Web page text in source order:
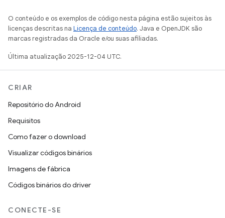
O conteúdo e os exemplos de código nesta página estão sujeitos às
licenças descritas na Licença de conteúdo. Java e OpenJDK são
marcas registradas da Oracle e/ou suas afiliadas.
Última atualização 2025-12-04 UTC.
CRIAR
Repositório do Android
Requisitos
Como fazer o download
Visualizar códigos binários
Imagens de fábrica
Códigos binários do driver
CONECTE-SE